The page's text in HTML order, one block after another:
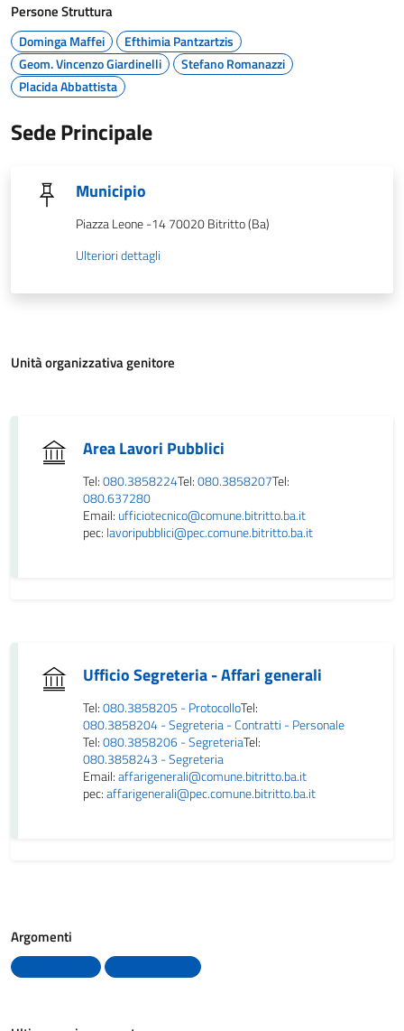
Persone Struttura
Dominga Maffei
Efthimia Pantzartzis
Geom. Vincenzo Giardinelli
Stefano Romanazzi
Placida Abbattista
Sede Principale
Municipio
Piazza Leone -14 70020 Bitritto (Ba)
Ulteriori dettagli
Unità organizzativa genitore
Area Lavori Pubblici
Tel:080.3858224Tel:080.3858207Tel:
080.637280
Email: ufficiotecnico@comune.bitritto.ba.it
pec: lavoripubblici@pec.comune.bitritto.ba.it
Ufficio Segreteria - Affari generali
Tel:080.3858205 - ProtocolloTel:
080.3858204 - Segreteria - Contratti - Personale
Tel:080.3858206 - SegreteriaTel:
080.3858243 - Segreteria
Email:affarigenerali@comune.bitritto.ba.it
pec:affarigenerali@pec.comune.bitritto.ba.it
Argomenti